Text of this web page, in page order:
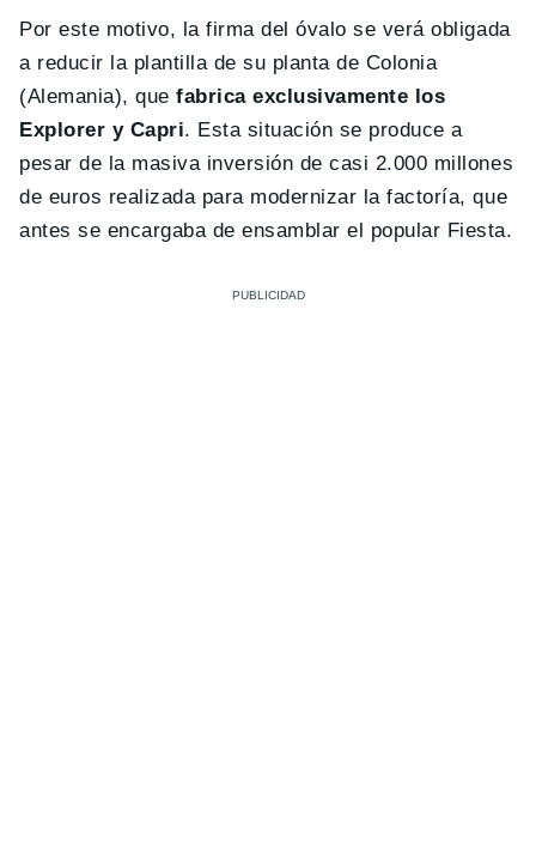
Por este motivo, la firma del óvalo se verá obligada
a reducir la plantilla de su planta de Colonia
(Alemania), quefabrica exclusivamente los
Explorer y Capri. Esta situación se produce a
pesar de la masiva inversión de casi 2.000 millones
de euros realizada para modernizar la factoría, que
antes se encargaba de ensamblar el popular Fiesta.